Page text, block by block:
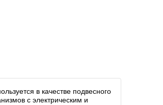
в качестве подвесного
с электрическим и